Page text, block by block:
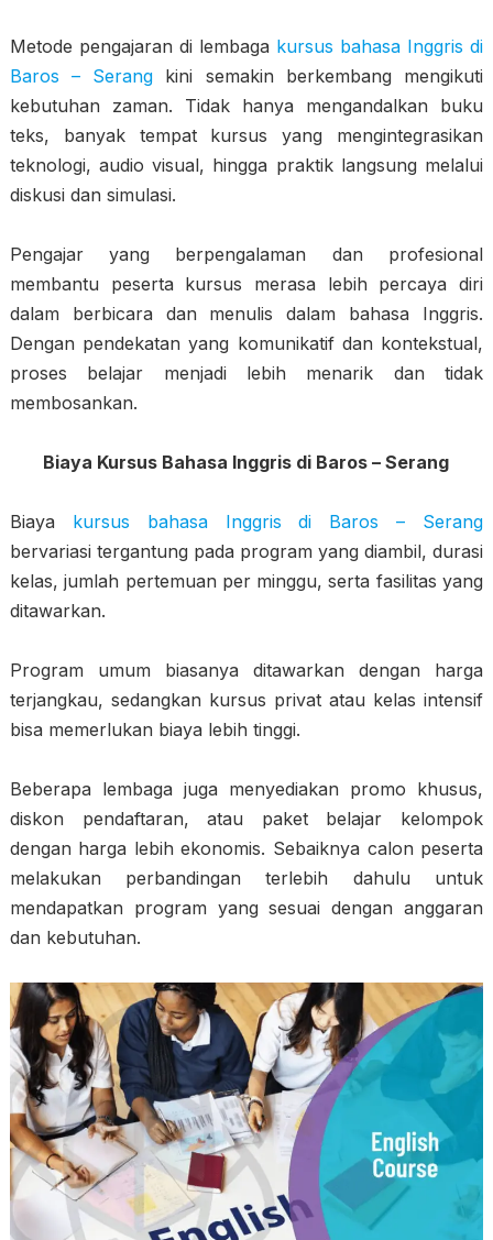
Metode pengajaran di lembaga kursus bahasa Inggris di
Baros – Serang kini semakin berkembang mengikuti
kebutuhan zaman. Tidak hanya mengandalkan buku
teks, banyak tempat kursus yang mengintegrasikan
teknologi, audio visual, hingga praktik langsung melalui
diskusi dan simulasi.
Pengajar yang berpengalaman dan profesional
membantu peserta kursus merasa lebih percaya diri
dalam berbicara dan menulis dalam bahasa Inggris.
Dengan pendekatan yang komunikatif dan kontekstual,
proses belajar menjadi lebih menarik dan tidak
membosankan.
Biaya Kursus Bahasa Inggris di Baros – Serang
Biaya kursus bahasa Inggris di Baros – Serang
bervariasi tergantung pada program yang diambil, durasi
kelas, jumlah pertemuan per minggu, serta fasilitas yang
ditawarkan.
Program umum biasanya ditawarkan dengan harga
terjangkau, sedangkan kursus privat atau kelas intensif
bisa memerlukan biaya lebih tinggi.
Beberapa lembaga juga menyediakan promo khusus,
diskon pendaftaran, atau paket belajar kelompok
dengan harga lebih ekonomis. Sebaiknya calon peserta
melakukan perbandingan terlebih dahulu untuk
mendapatkan program yang sesuai dengan anggaran
dan kebutuhan.